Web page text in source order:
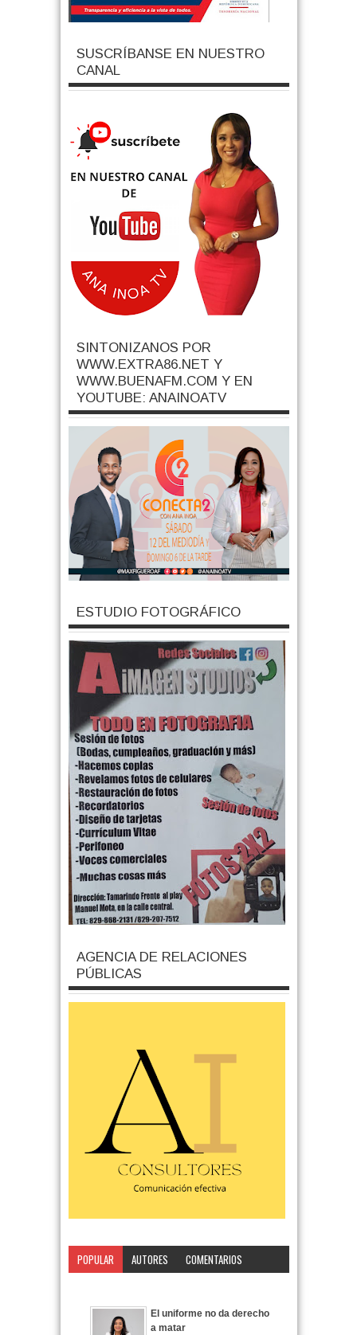
SUSCRÍBANSE EN NUESTRO
CANAL
SINTONIZANOS POR
WWW.EXTRA86.NET Y
WWW.BUENAFM.COM Y EN
YOUTUBE: ANAINOATV
ESTUDIO FOTOGRÁFICO
AGENCIA DE RELACIONES
PÚBLICAS
POPULAR AUTORES
COMENTARIOS
El uniforme no da derecho
a matar